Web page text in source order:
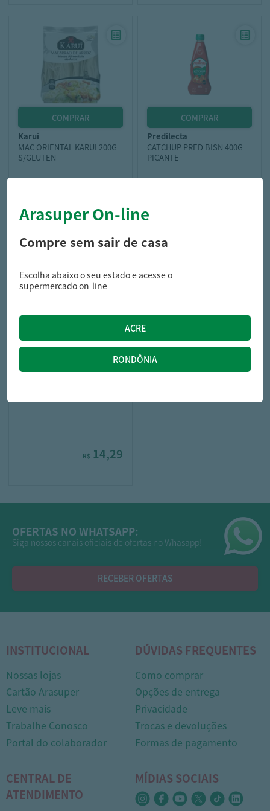
karui
MAC ORIENTAL KARUI 200G
S/GLUTEN
R$ 14,99
predilecta
CATCHUP PRED BISN 400G
PICANTE
R$ 14,29
OFERTAS NO WHATSAPP:
Siga nossos canais oficiais de ofertas no Whasapp!
RECEBER OFERTAS
INSTITUCIONAL
Nossas lojas
Cartão Arasuper
Leve mais
Trabalhe Conosco
Portal do colaborador
DÚVIDAS FREQUENTES
Como comprar
Opções de entrega
Privacidade
Trocas e devoluções
Formas de pagamento
CENTRAL DE
ATENDIMENTO
MÍDIAS SOCIAIS
Arasuper On-line
Compre sem sair de casa
Escolha abaixo o seu estado e acesse o
supermercado on-line